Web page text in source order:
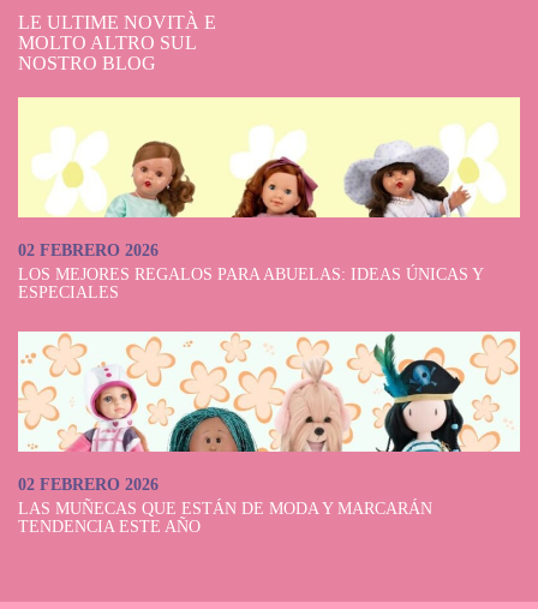
LE ULTIME NOVITÀ E
MOLTO ALTRO SUL
NOSTRO BLOG
02 FEBRERO 2026
LOS MEJORES REGALOS PARA ABUELAS: IDEAS ÚNICAS Y
ESPECIALES
02 FEBRERO 2026
LAS MUÑECAS QUE ESTÁN DE MODA Y MARCARÁN
TENDENCIA ESTE AÑO